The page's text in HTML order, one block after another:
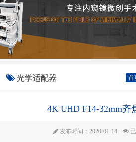
光学适配器 首
4K UHD F14-32mm齐
发布时间：2020-01-14